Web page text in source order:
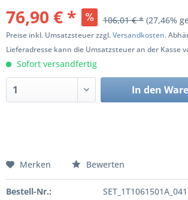
76,90 € * 106,01 € * (27,46%
Preise inkl. Umsatzsteuer zzgl.Versandkosten.
Lieferadresse kann die Umsatzsteuer an der Kasse
Sofort versandfertig
In den
Merken Bewerten
Bestell-Nr.: SET_1T1061501A_041